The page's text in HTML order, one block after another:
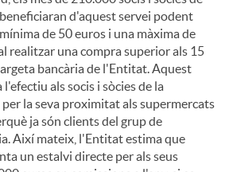
d'aquest servei podent
de 50 euros i una màxima de
realitzar una compra superior als 15
bancària de l'Entitat. Aquest
als socis i sòcies de la
la seva proximitat als supermercats
ja són clients del grup de
Així mateix, l'Entitat estima que
un estalvi directe per als seus